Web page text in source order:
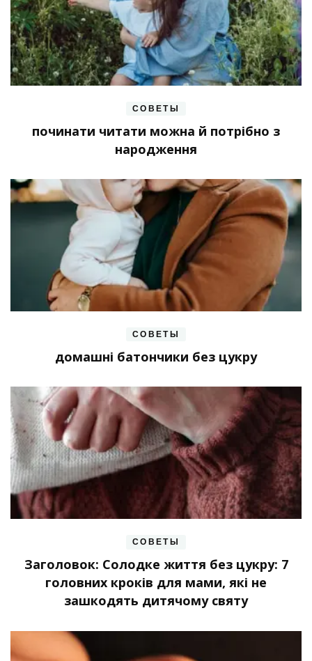
СОВЕТЫ
починати читати можна й потрібно з
народження
СОВЕТЫ
домашні батончики без цукру
СОВЕТЫ
Заголовок: Солодке життя без цукру: 7
головних кроків для мами, які не
зашкодять дитячому святу